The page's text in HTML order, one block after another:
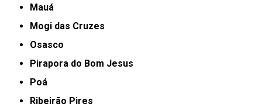
Mauá
Mogi das Cruzes
Osasco
Pirapora do Bom Jesus
Poá
Ribeirão Pires